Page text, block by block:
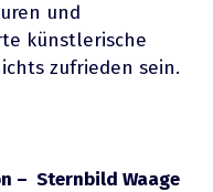
und
künstlerische
zufrieden sein.
– Sternbild Waage